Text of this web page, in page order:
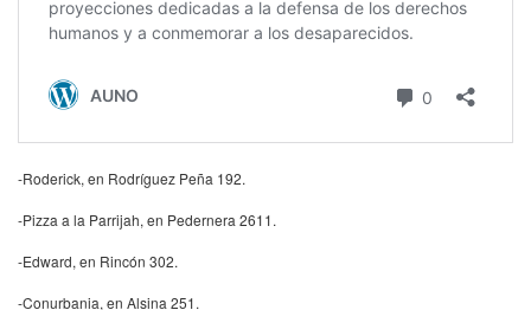
-Roderick, en Rodríguez Peña 192.
-Pizza a la Parrijah, en Pedernera 2611.
-Edward, en Rincón 302.
-Conurbania, en Alsina 251.